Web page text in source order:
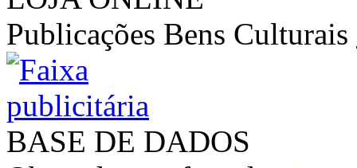
Publicações Bens Culturais
BASE DE DADOS